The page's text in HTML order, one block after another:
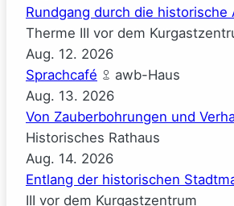
Rundgang durch die historische
Therme III vor dem
Aug. 12. 2026
Sprachcafé
awb-Haus
Aug. 13. 2026
Von Zauberbohrungen und
Historisches Rathaus
Aug. 14. 2026
Entlang der historischen
III vor dem Kurgastzentrum